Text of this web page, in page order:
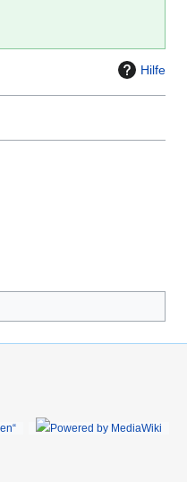
Hilfe